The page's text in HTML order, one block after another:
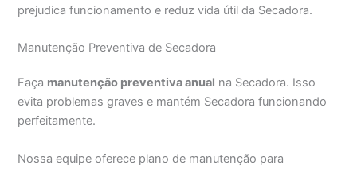
prejudica funcionamento e reduz vida útil da Secadora.
Manutenção Preventiva de Secadora
Faça manutenção preventiva anual na Secadora. Isso
evita problemas graves e mantém Secadora funcionando
perfeitamente.
Nossa equipe oferece plano de manutenção para